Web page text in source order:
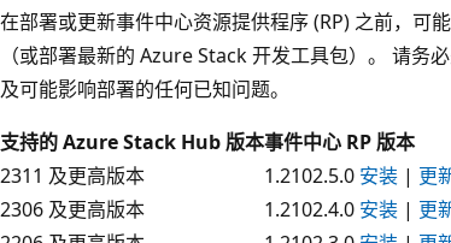
在部署或更新事件中心资源提供程序 (RP) 之前，可
（或部署最新的 Azure Stack 开发工具包）。 请务
及可能影响部署的任何已知问题。
支持的 Azure Stack Hub 版本事件中心 RP 版本
2311 及更高版本
1.2102.5.0 安装 | 更
2306 及更高版本
1.2102.4.0 安装 | 更